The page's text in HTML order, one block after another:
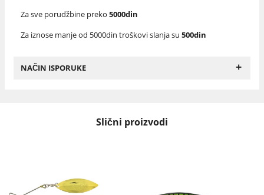
Za sve porudžbine preko 5000din
Za iznose manje od 5000din troškovi slanja su 500din
NAČIN ISPORUKE +
Slični proizvodi